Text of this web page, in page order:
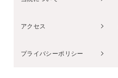
アクセス
プライバシーポリシー